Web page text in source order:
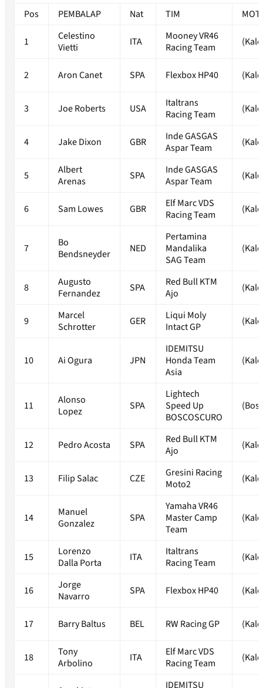
Pos
PEMBALAP Nat TIM
1
Celestino
Vietti
ITA
Mooney VR46
Racing Team
2 Aron Canet SPA Flexbox HP40
3 Joe Roberts USA
Italtrans
Racing Team
4 Jake Dixon GBR
Inde GASGAS
Aspar Team
5
Albert
Arenas
SPA
Inde GASGAS
Aspar Team
6 Sam Lowes GBR
Elf Marc VDS
Racing Team
7
Bo
Bendsneyder
NED
Pertamina
Mandalika
SAG Team
8
Augusto
Fernandez
SPA
Red Bull KTM
Ajo
9
Marcel
Schrotter
GER
Liqui Moly
Intact GP
10 Ai Ogura JPN
IDEMITSU
Honda Team
Asia
11
Alonso
Lopez
SPA
Lightech
Speed Up
BOSCOSCURO
12 Pedro Acosta SPA
Red Bull KTM
Ajo
13 Filip Salac CZE
Gresini Racing
Moto2
14
Manuel
Gonzalez
SPA
Yamaha VR46
Master Camp
Team
15
Lorenzo
Dalla Porta
ITA
Italtrans
Racing Team
16
Jorge
Navarro
SPA Flexbox HP40
17 Barry Baltus BEL RW Racing GP
18
Tony
Arbolino
ITA
Elf Marc VDS
Racing Team
IDEMITSU